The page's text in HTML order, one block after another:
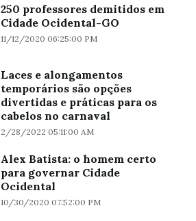
250 professores demitidos em
Cidade Ocidental-GO
11/12/2020 06:25:00 PM
Laces e alongamentos
temporários são opções
divertidas e práticas para os
cabelos no carnaval
2/28/2022 05:11:00 AM
Alex Batista: o homem certo
para governar Cidade
Ocidental
10/30/2020 07:52:00 PM